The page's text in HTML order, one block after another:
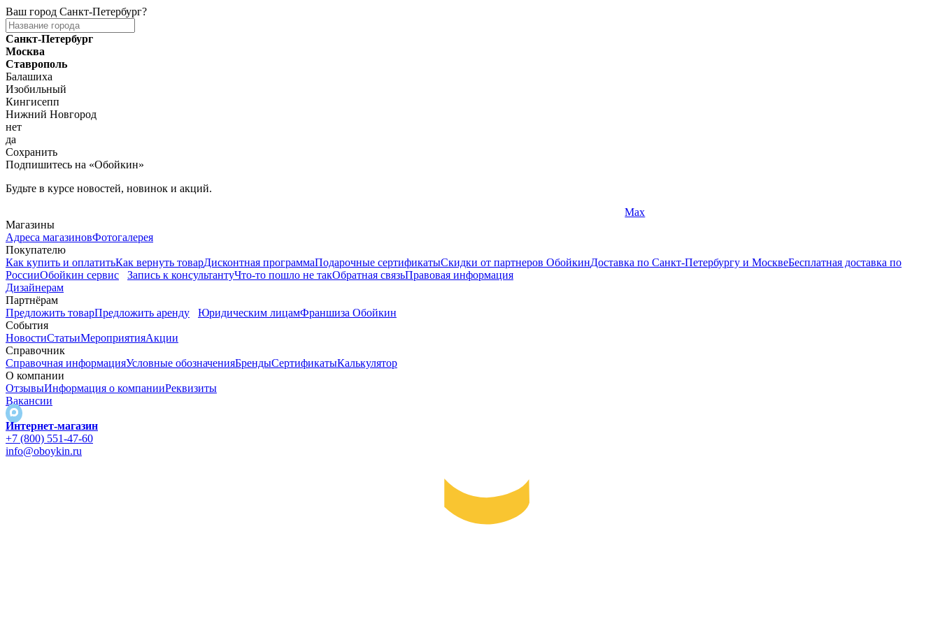
Ваш город Санкт-Петербург?
Санкт-Петербург
Москва
Ставрополь
Балашиха
Изобильный
Кингисепп
Нижний Новгород
нет
да
Сохранить
Подпишитесь на «Обойкин»
Будьте в курсе новостей, новинок и акций.
Max
Магазины
Адреса магазиновФотогалерея
Покупателю
Как купить и оплатитьКак вернуть товарДисконтная программаПодарочные сертификатыСкидки от партнеров ОбойкинДоставка по Санкт-Петербургу и МосквеБесплатная доставка по
РоссииОбойкин сервис Запись к консультантуЧто-то пошло не такОбратная связьПравовая информация
Дизайнерам
Партнёрам
Предложить товарПредложить аренду Юридическим лицамФраншиза Обойкин
События
НовостиСтатьиМероприятияАкции
Справочник
Справочная информацияУсловные обозначенияБрендыСертификатыКалькулятор
О компании
ОтзывыИнформация о компанииРеквизиты
Вакансии
Интернет-магазин
+7 (800) 551-47-60
info@oboykin.ru